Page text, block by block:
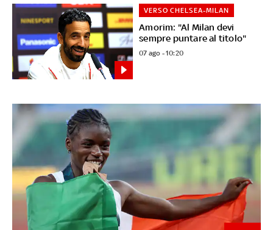
Amorim: "Al Milan devi
sempre puntare al titolo"
VERSO CHELSEA-MILAN
07 ago - 10:20